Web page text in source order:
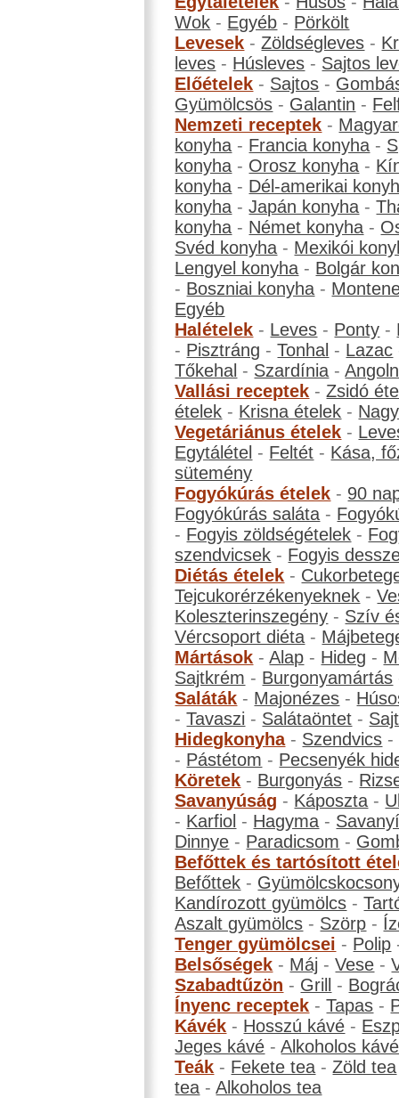
Wok - Egyéb - Pörkölt
Levesek -Zöldségleves -
leves - Húsleves - Sajtos
Előételek - Sajtos -
Gyümölcsös - Galantin -
Nemzeti receptek -
konyha - Francia konyha -
konyha - Orosz konyha -
konyha - Dél-amerikai
konyha -Japán konyha -
konyha - Német konyha -
Svéd konyha - Mexikói
Lengyel konyha - Bolgár
- Boszniai konyha -
Egyéb
Halételek - Leves - Ponty -
- Pisztráng -Tonhal - Lazac
Tőkehal - Szardínia -
Vallási receptek -Zsidó
ételek - Krisna ételek -
Vegetáriánus ételek -
Egytálétel - Feltét - Kása,
sütemény
Fogyókúrás ételek - 90
Fogyókúrás saláta -
- Fogyis zöldségételek -
szendvicsek - Fogyis
Diétás ételek -
Tejcukorérzékenyeknek -
Koleszterinszegény - Szív
Vércsoport diéta -
Mártások -Alap - Hideg -
Sajtkrém - Burgonyamártás
Saláták - Majonézes -
-Tavaszi - Salátaöntet -
Hidegkonyha- Szendvics -
- Pástétom - Pecsenyék
Köretek - Burgonyás -
Savanyúság - Káposzta -
- Karfiol - Hagyma -
Dinnye - Paradicsom -
Befőttek és tartósított
Befőttek -
Kandírozott gyümölcs -
Aszalt gyümölcs - Szörp -
Tenger gyümölcsei - Polip
Belsőségek - Máj -Vese -
Szabadtűzön - Grill -
Ínyenc receptek -Tapas -
Kávék - Hosszú kávé -
Jeges kávé -Alkoholos kávé
Teák - Fekete tea -Zöld tea
tea -Alkoholos tea